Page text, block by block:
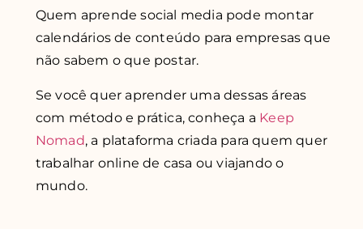
Quem aprende social media pode montar
calendários de conteúdo para empresas que
não sabem o que postar.
Se você quer aprender uma dessas áreas
com método e prática, conheça a Keep
Nomad, a plataforma criada para quem quer
trabalhar online de casa ou viajando o
mundo.